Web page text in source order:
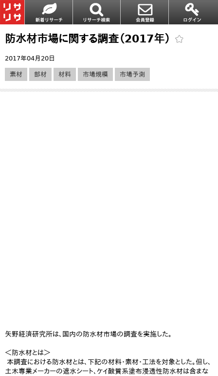
防水材市場に関する調査（2017年）
2017年04月20日
素材 部材 材料 市場規模 市場予測
矢野経済研究所は、国内の防水材市場の調査を実施した。
＜防水材とは＞
本調査における防水材とは、下記の材料・素材・工法を対象とした。但し、
土木専業メーカーの遮水シート、ケイ酸質系塗布浸透性防水材は含まな